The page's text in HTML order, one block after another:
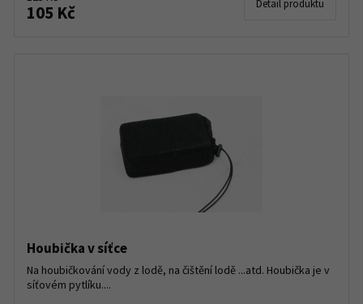
105 Kč Detail produktu
Houbička v síťce
Na houbičkování vody z lodě, na čištění lodě ...atd. Houbička je v
síťovém pytlíku....